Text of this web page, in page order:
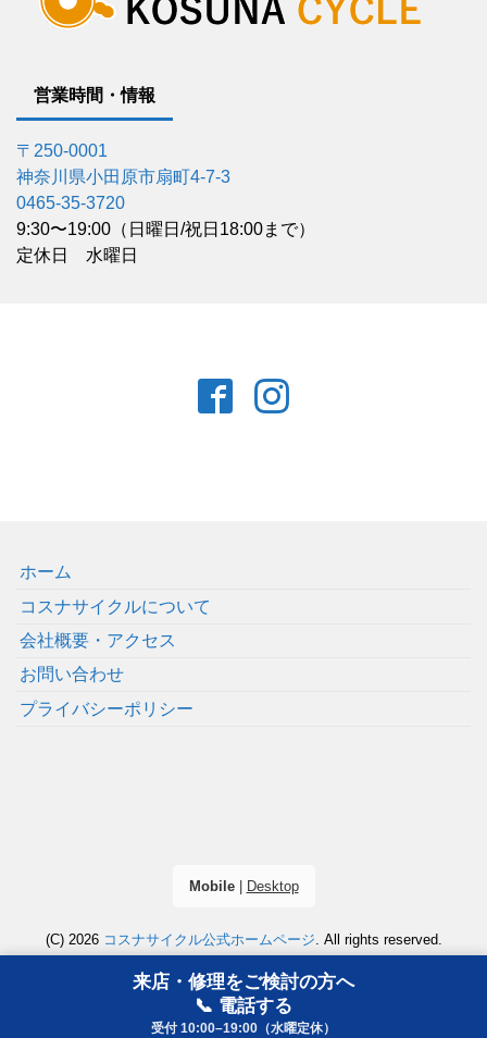
営業時間・情報
〒250-0001
神奈川県小田原市扇町4-7-3
0465-35-3720
9:30〜19:00（日曜日/祝日18:00まで）
定休日 水曜日
ホーム
コスナサイクルについて
会社概要・アクセス
お問い合わせ
プライバシーポリシー
来店・修理をご検討の方へ
📞 電話する
受付 10:00–19:00（水曜定休）
Mobile| Desktop
(C) 2026 コスナサイクル公式ホームページ . All rights reserved.